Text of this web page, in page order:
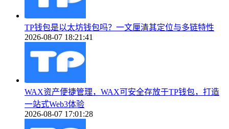
TP钱包是以太坊钱包吗？一文厘清其定位与多链特性
2026-08-07 18:21:41
WAX资产便捷管理，WAX可安全存放于TP钱包，打造
一站式Web3体验
2026-08-07 17:01:28